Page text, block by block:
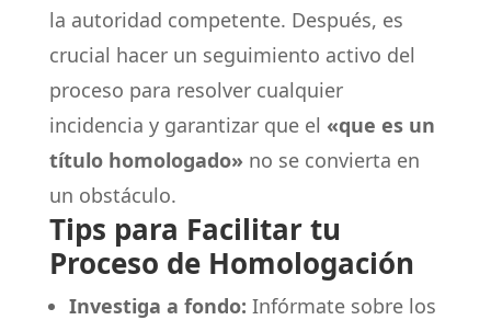
la autoridad competente. Después, es
crucial hacer un seguimiento activo del
proceso para resolver cualquier
incidencia y garantizar que el «que es un
título homologado» no se convierta en
un obstáculo.
Tips para Facilitar tu
Proceso de Homologación
Investiga a fondo: Infórmate sobre los